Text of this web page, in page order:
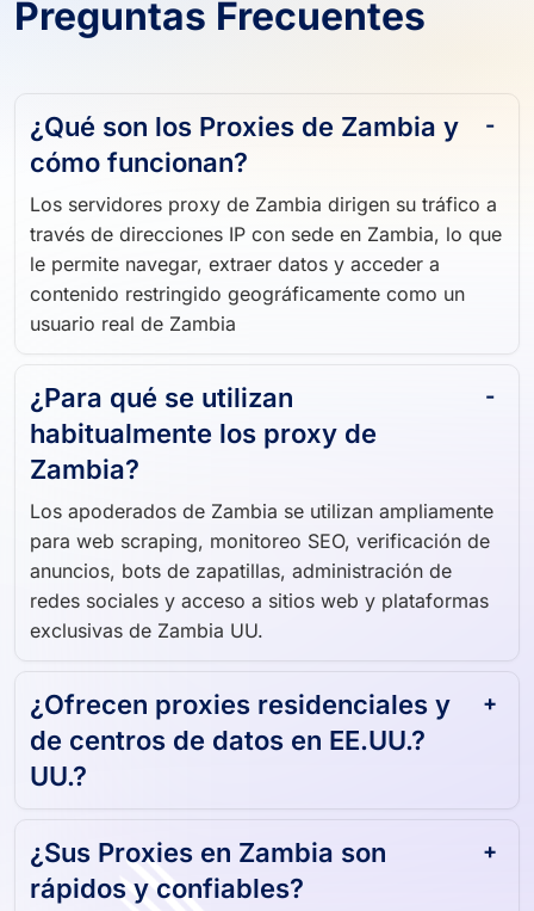
Preguntas Frecuentes
¿Qué son los Proxies de Zambia y
cómo funcionan?
Los servidores proxy de Zambia dirigen su tráfico a
través de direcciones IP con sede en Zambia, lo que
le permite navegar, extraer datos y acceder a
contenido restringido geográficamente como un
usuario real de Zambia
¿Para qué se utilizan
habitualmente los proxy de
Zambia?
Los apoderados de Zambia se utilizan ampliamente
para web scraping, monitoreo SEO, verificación de
anuncios, bots de zapatillas, administración de
redes sociales y acceso a sitios web y plataformas
exclusivas de Zambia UU.
¿Ofrecen proxies residenciales y
de centros de datos en EE.UU.?
UU.?
¿Sus Proxies en Zambia son
rápidos y confiables?